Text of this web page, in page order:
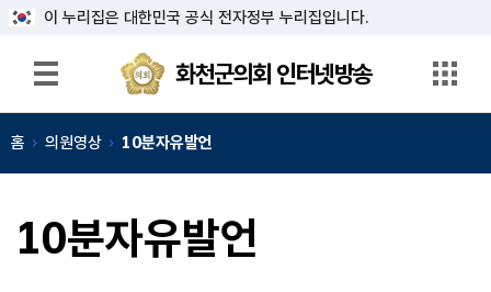
이 누리집은 대한민국 공식 전자정부 누리집입니다.
화천군의회
인터넷방송
송
보
기
화천군의회 인터넷방송
홈 의원영상 10분자유발언
10분자유발언